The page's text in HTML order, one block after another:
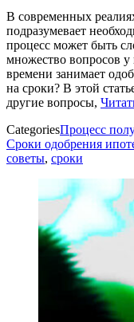
В современных
подразумевает
процесс может быть
множество вопросов
времени занимает
на сроки? В этой
другие вопросы,
CategoriesПроцесс
Сроки одобрения
советы, сроки